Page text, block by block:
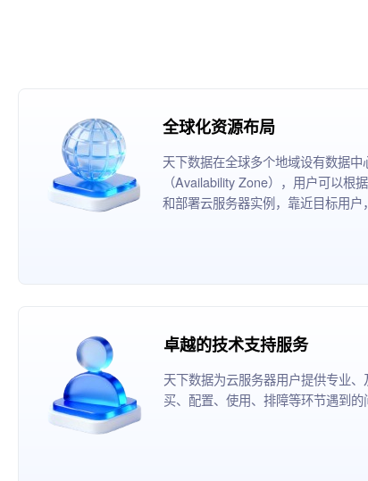
全球化资源布局
天下数据在全球多个地域设有数据
（Availability Zone），用户可以根
和部署云服务器实例，靠近目标用户
卓越的技术支持服务
天下数据为云服务器用户提供专业
买、配置、使用、排障等环节遇到的